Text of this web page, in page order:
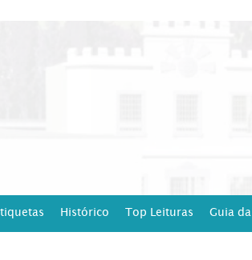
Histórico Top Leituras Guia